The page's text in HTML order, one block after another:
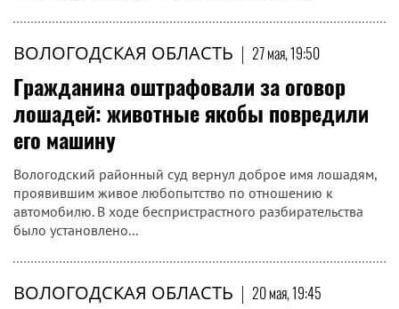
ВОЛОГОДСКАЯ ОБЛАСТЬ | 27 мая, 19:50
Гражданина оштрафовали за оговор
лошадей: животные якобы повредили
его машину
Вологодский районный суд вернул доброе имя лошадям,
проявившим живое любопытство по отношению к
автомобилю. В ходе беспристрастного разбирательства
было установлено...
ВОЛОГОДСКАЯ ОБЛАСТЬ | 20 мая, 19:45